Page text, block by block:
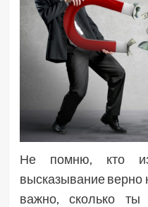
Не помню, кто
высказывание верно
важно, сколько ты